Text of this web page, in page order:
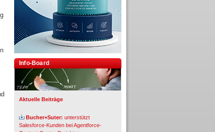
Info-Board
Aktuelle Beiträge
Bucher+Suter: unterstützt
Salesforce-Kunden bei Agentforce-